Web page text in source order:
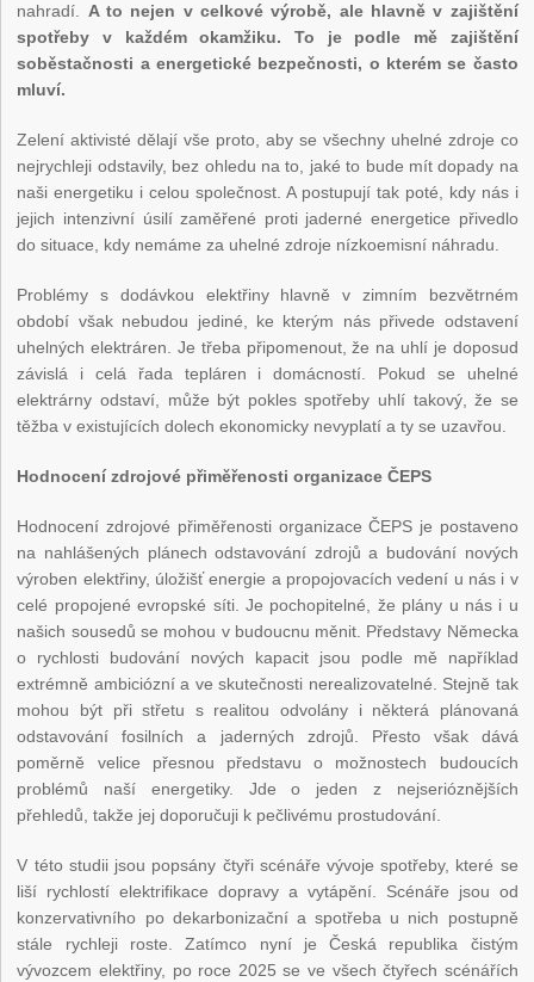
nahradí. A to nejen v celkové výrobě, ale hlavně v zajištění
spotřeby v každém okamžiku. To je podle mě zajištění
soběstačnosti a energetické bezpečnosti, o kterém se často
mluví.
Zelení aktivisté dělají vše proto, aby se všechny uhelné zdroje co
nejrychleji odstavily, bez ohledu na to, jaké to bude mít dopady na
naši energetiku i celou společnost. A postupují tak poté, kdy nás i
jejich intenzivní úsilí zaměřené proti jaderné energetice přivedlo
do situace, kdy nemáme za uhelné zdroje nízkoemisní náhradu.
Problémy s dodávkou elektřiny hlavně v zimním bezvětrném
období však nebudou jediné, ke kterým nás přivede odstavení
uhelných elektráren. Je třeba připomenout, že na uhlí je doposud
závislá i celá řada tepláren i domácností. Pokud se uhelné
elektrárny odstaví, může být pokles spotřeby uhlí takový, že se
těžba v existujících dolech ekonomicky nevyplatí a ty se uzavřou.
Hodnocení zdrojové přiměřenosti organizace ČEPS
Hodnocení zdrojové přiměřenosti organizace ČEPS je postaveno
na nahlášených plánech odstavování zdrojů a budování nových
výroben elektřiny, úložišť energie a propojovacích vedení u nás i v
celé propojené evropské síti. Je pochopitelné, že plány u nás i u
našich sousedů se mohou v budoucnu měnit. Představy Německa
o rychlosti budování nových kapacit jsou podle mě například
extrémně ambiciózní a ve skutečnosti nerealizovatelné. Stejně tak
mohou být při střetu s realitou odvolány i některá plánovaná
odstavování fosilních a jaderných zdrojů. Přesto však dává
poměrně velice přesnou představu o možnostech budoucích
problémů naší energetiky. Jde o jeden z nejserióznějších
přehledů, takže jej doporučuji k pečlivému prostudování.
V této studii jsou popsány čtyři scénáře vývoje spotřeby, které se
liší rychlostí elektrifikace dopravy a vytápění. Scénáře jsou od
konzervativního po dekarbonizační a spotřeba u nich postupně
stále rychleji roste. Zatímco nyní je Česká republika čistým
vývozcem elektřiny, po roce 2025 se ve všech čtyřech scénářích